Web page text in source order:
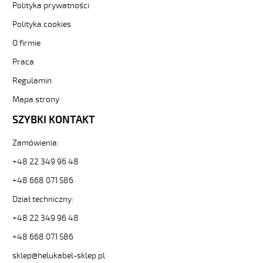
5x0,5
Kabel
elastyczny
300/500V
żyły
numerowane
od
Hekulabel
[kod:
HELUKABEL
sklep.pl/upload/galleries/producers/small_
OZ-
5x0,5
Kabel
300/500V
czarne
Polityka prywatności
Polityka cookies
O firmie
Praca
Regulamin
Mapa strony
SZYBKI KONTAKT
Zamówienia:
+48 22 349 96 48
+48 668 071 586
Dział techniczny:
+48 22 349 96 48
+48 668 071 586
sklep@helukabel-sklep.pl